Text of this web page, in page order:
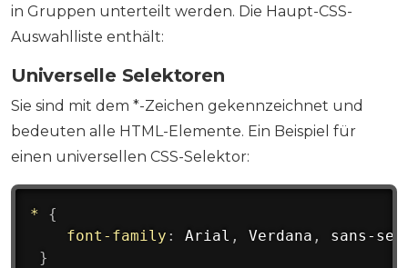
in Gruppen unterteilt werden. Die Haupt-CSS-
Auswahlliste enthält:
Universelle Selektoren
Sie sind mit dem *-Zeichen gekennzeichnet und
bedeuten alle HTML-Elemente. Ein Beispiel für
einen universellen CSS-Selektor:
*
{
font-family : Arial , Verdana ,
sans-
}